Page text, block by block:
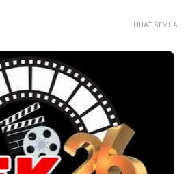
LIHAT SEMUA